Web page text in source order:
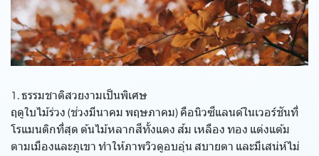
1. ธรรมชาติสวยงามเป็นพิเศษ
ฤดูใบไม้ร่วง (ช่วงมีนาคม พฤษภาคม) คือนิวซีแลนด์ในเวอร์ชันที่
โรแมนติกที่สุด ต้นไม้หลากสีทั้งแดง ส้ม เหลือง ทอง แต่งแต้ม
ตามเมืองและภูเขา ทำให้ภาพวิวดูอบอุ่น สบายตา และมีเสน่ห์ไม่